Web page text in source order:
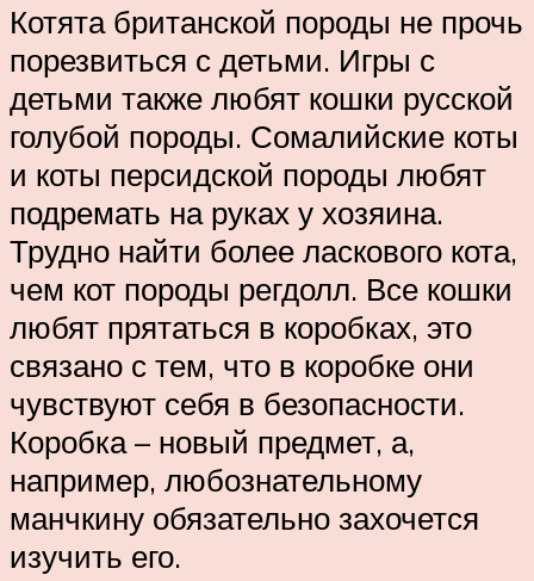
Котята британской породы не прочь
порезвиться с детьми. Игры с
детьми также любят кошки русской
голубой породы. Сомалийские коты
и коты персидской породы любят
подремать на руках у хозяина.
Трудно найти более ласкового кота,
чем кот породы регдолл. Все кошки
любят прятаться в коробках, это
связано с тем, что в коробке они
чувствуют себя в безопасности.
Коробка – новый предмет, а,
например, любознательному
манчкину обязательно захочется
изучить его.